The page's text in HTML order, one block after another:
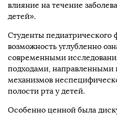
влияние на течение
детей».
Студенты педиатрического
возможность углубленно
современными
подходами,
механизмов
полости рта у детей.
Особенно ценной была